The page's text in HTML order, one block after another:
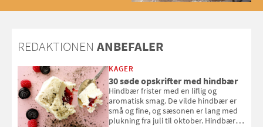
REDAKTIONEN ANBEFALER
KAGER
30 søde opskrifter med hindbær
Hindbær frister med en liflig og
aromatisk smag. De vilde hindbær er
små og fine, og sæsonen er lang med
plukning fra juli til oktober. Hindbær